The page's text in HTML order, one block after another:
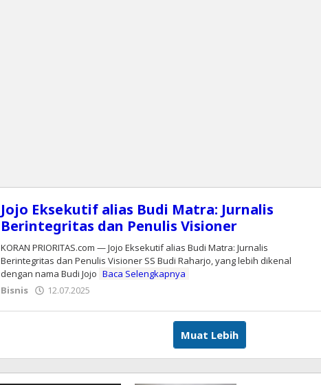
Jojo Eksekutif alias Budi Matra: Jurnalis
Berintegritas dan Penulis Visioner
KORAN PRIORITAS.com — Jojo Eksekutif alias Budi Matra: Jurnalis
Berintegritas dan Penulis Visioner SS Budi Raharjo, yang lebih dikenal
dengan nama Budi Jojo Baca Selengkapnya
Bisnis
12.07.2025
Muat Lebih